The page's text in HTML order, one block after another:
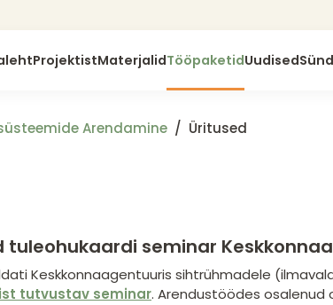
ProjektistMaterjalidTööpaketidUudised
Arendamine Üritused
tuleohukaardi seminar
Keskkonnaagentuuris sihtrühmadele
tutvustav seminar. Arendustöödes